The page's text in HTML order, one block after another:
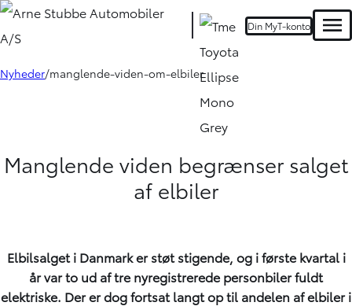
Din MyT-konto
Nyheder manglende-viden-om-elbiler
Manglende viden begrænser salget
af elbiler
Elbilsalget i Danmark er støt stigende, og i første kvartal i
år var to ud af tre nyregistrerede personbiler fuldt
elektriske. Der er dog fortsat langt op til andelen af elbiler i